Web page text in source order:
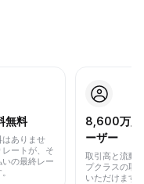
無料
はありませ
ートが、そ
の最終レー
8,600万人
ーザー
取引高と流動
プクラスの取
いただけます